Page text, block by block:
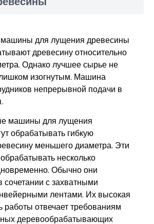
для лущения древесины
древесину относительно
Однако лучшее сырье не
изогнутым. Машина
непрерывной подачи в
машины для лущения
обрабатывать гибкую
меньшего диаметра. Эти
несколько
Обычно они
сочетании с захватными
лентами. Их высокая
работы отвечает требованиям
деревообрабатывающих